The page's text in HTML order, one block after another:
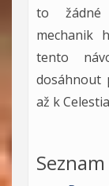
to žádné
mechanik
tento
dosáhnout
až k